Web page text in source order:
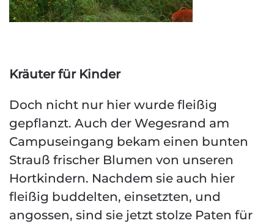
Kräuter für Kinder
Doch nicht nur hier wurde fleißig
gepflanzt. Auch der Wegesrand am
Campuseingang bekam einen bunten
Strauß frischer Blumen von unseren
Hortkindern. Nachdem sie auch hier
fleißig buddelten, einsetzten, und
angossen, sind sie jetzt stolze Paten für